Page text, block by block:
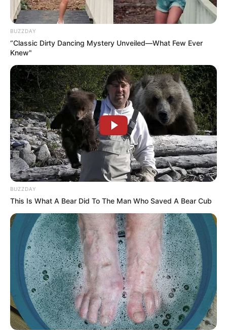
BUZZDAY
“Classic Dirty Dancing Mystery Unveiled—What Few Ever
Knew"
BUZZDAY
This Is What A Bear Did To The Man Who Saved A Bear Cub